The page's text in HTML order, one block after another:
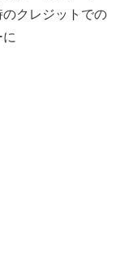
のクレジットでの